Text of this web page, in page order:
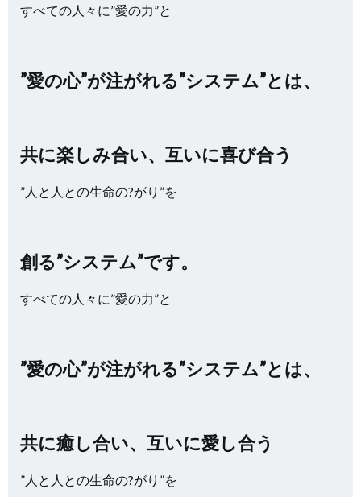
すべての人々に”愛の力”と
”愛の心”が注がれる”システム”とは、
共に楽しみ合い、互いに喜び合う
”人と人との生命の?がり”を
創る”システム”です。
すべての人々に”愛の力”と
”愛の心”が注がれる”システム”とは、
共に癒し合い、互いに愛し合う
”人と人との生命の?がり”を